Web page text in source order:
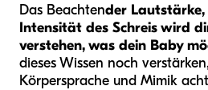
Das Beachtender Lautstärke,
Intensität des Schreis wird
verstehen, was dein Baby
dieses Wissen noch
Körpersprache und Mimik